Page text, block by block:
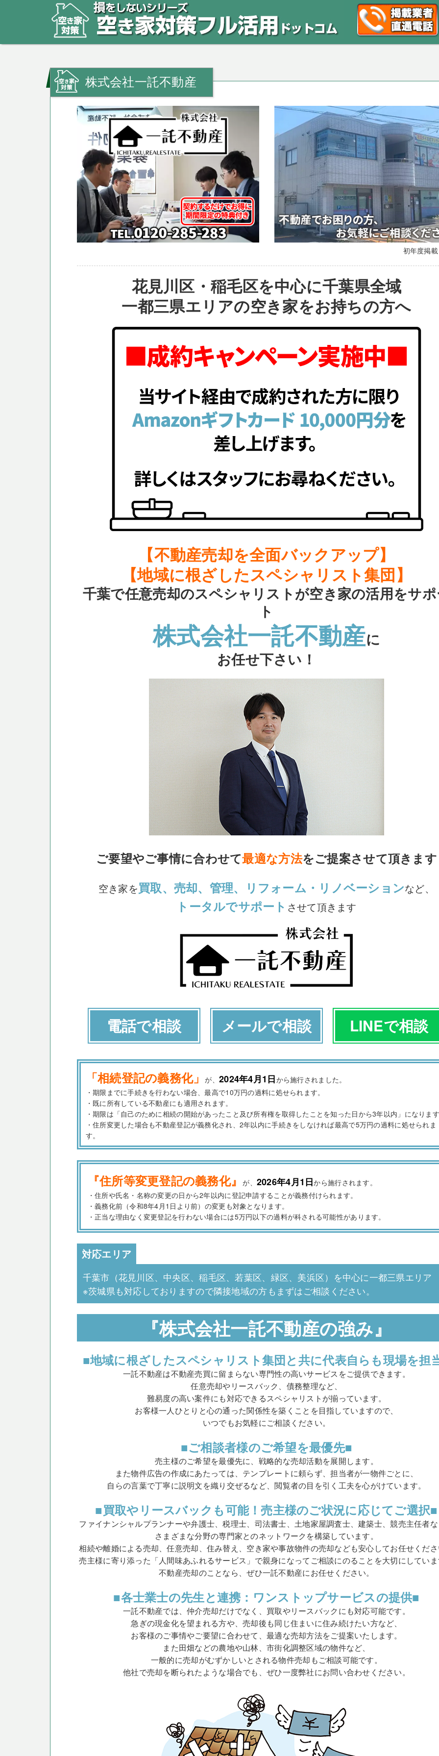
株式会社一託不動産
初年度掲
花見川区・稲毛区を中心に千葉県全域
一都三県エリアの空き家をお持ちの方へ
【不動産売却を全面バックアップ】
【地域に根ざしたスペシャリスト集団】
千葉で任意売却のスペシャリストが空き家の活用をサ
ト
株式会社一託不動産に
お任せ下さい！
ご要望やご事情に合わせて最適な方法をご提案させて頂きます
空き家を買取、売却、管理、リフォーム・リノベーションなど、
トータルでサポート させて頂きます
電話で相談 メールで相談 LINEで相談
「相続登記の義務化」が、2024年4月1日から施行されました。
・期限までに手続きを行わない場合、最高で10万円の過料に処せられます。
・既に所有している不動産にも適用されます。
・期限は「自己のために相続の開始があったこと及び所有権を取得したことを知った日から3年以内」になりま
・住所変更した場合も不動産登記が義務化され、2年以内に手続きをしなければ最高で5万円の過料に処せられま
す。
『住所等変更登記の義務化』が、 2026年4月1日から施行されます。
・住所や氏名・名称の変更の日から2年以内に登記申請することが義務付けられます。
・義務化前（令和8年4月1日より前）の変更も対象となります。
・正当な理由なく変更登記を行わない場合には5万円以下の過料が科される可能性があります。
対応エリア
千葉市（花見川区、中央区、稲毛区、若葉区、緑区、美浜区）を中心に一都三県エリア
※茨城県も対応しておりますので隣接地域の方もまずはご相談ください。
『株式会社一託不動産の強み』
■地域に根ざしたスペシャリスト集団と共に代表自らも現場を担
一託不動産は不動産売買に留まらない専門性の高いサービスをご提供できます。
任意売却やリースバック、債務整理など、
難易度の高い案件にも対応できるスペシャリストが揃っています。
お客様一人ひとりと心の通った関係性を築くことを目指していますので、
いつでもお気軽にご相談ください。
■ご相談者様のご希望を最優先■
売主様のご希望を最優先に、戦略的な売却活動を展開します。
また物件広告の作成にあたっては、テンプレートに頼らず、担当者が一物件ごとに、
自らの言葉で丁寧に説明文を織り交ぜるなど、閲覧者の目を引く工夫を心がけています。
■買取やリースバックも可能！売主様のご状況に応じてご選択■
ファイナンシャルプランナーや弁護士、税理士、司法書士、土地家屋調査士、建築士、競売主任者
さまざまな分野の専門家とのネットワークを構築しています。
相続や離婚による売却、任意売却、住み替え、空き家や事故物件の売却なども安心してお任せくだ
売主様に寄り添った「人間味あふれるサービス」で親身になってご相談にのることを大切にしてい
不動産売却のことなら、ぜひ一託不動産にお任せください。
■各士業士の先生と連携：ワンストップサービスの提供■
一託不動産では、仲介売却だけでなく、買取やリースバックにも対応可能です。
急ぎの現金化を望まれる方や、売却後も同じ住まいに住み続けたい方など、
お客様のご事情やご要望に合わせて、最適な売却方法をご提案いたします。
また田畑などの農地や山林、市街化調整区域の物件など、
一般的に売却がむずかしいとされる物件売却もご相談可能です。
他社で売却を断られたような場合でも、ぜひ一度弊社にお問い合わせください。